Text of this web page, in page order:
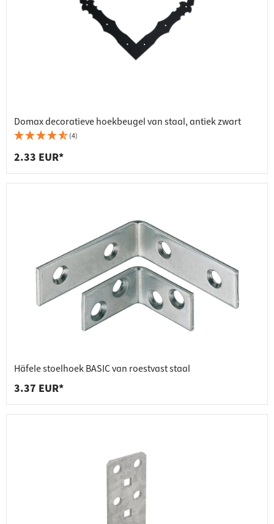
Domax decoratieve hoekbeugel van staal, antiek zwart
(4)
2.33 EUR*
Häfele stoelhoek BASIC van roestvast staal
3.37 EUR*